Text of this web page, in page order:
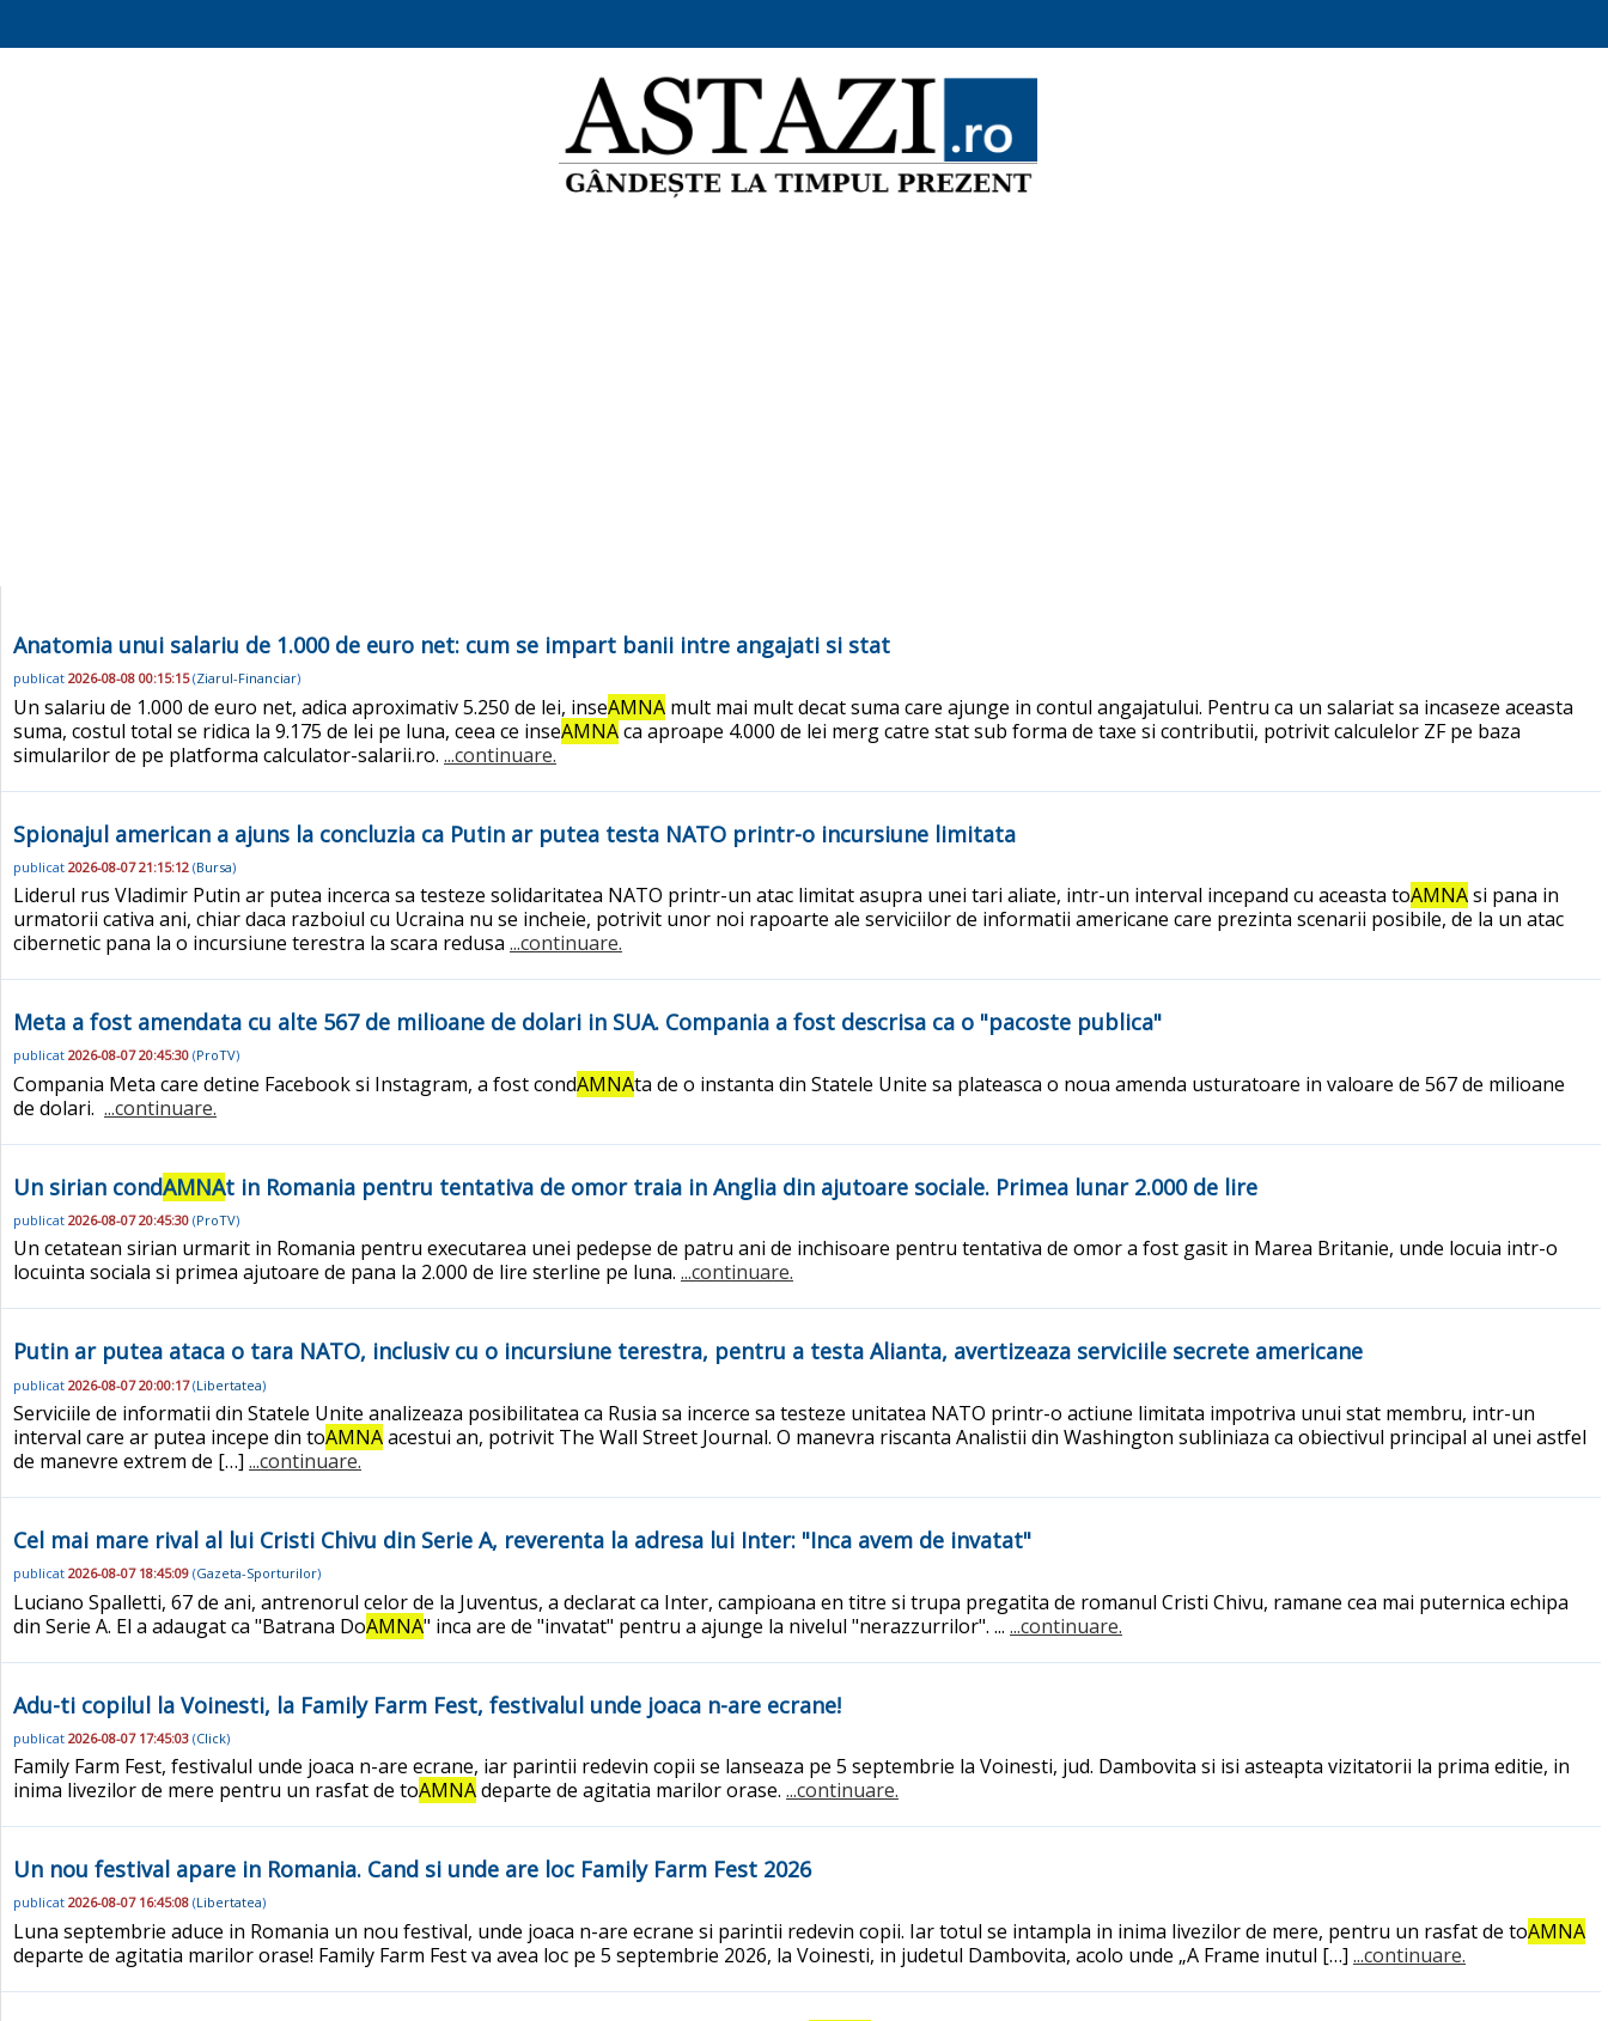
Anatomia unui salariu de 1.000 de euro net: cum se impart banii intre angajati si stat
publicat 2026-08-08 00:15:15(Ziarul-Financiar)
Un salariu de 1.000 de euro net, adica aproximativ 5.250 de lei, inseAMNA mult mai mult decat suma care ajunge in contul angajatului. Pentru ca un salariat sa incaseze aceasta
suma, costul total se ridica la 9.175 de lei pe luna, ceea ce inseAMNAca aproape 4.000 de lei merg catre stat sub forma de taxe si contributii, potrivit calculelor ZF pe baza
simularilor de pe platforma calculator-salarii.ro. ...continuare.
Spionajul american a ajuns la concluzia ca Putin ar putea testa NATO printr-o incursiune limitata
publicat 2026-08-07 21:15:12 (Bursa)
Liderul rus Vladimir Putin ar putea incerca sa testeze solidaritatea NATO printr-un atac limitat asupra unei tari aliate, intr-un interval incepand cu aceasta toAMNAsi pana in
urmatorii cativa ani, chiar daca razboiul cu Ucraina nu se incheie, potrivit unor noi rapoarte ale serviciilor de informatii americane care prezinta scenarii posibile, de la un atac
cibernetic pana la o incursiune terestra la scara redusa ...continuare.
Meta a fost amendata cu alte 567 de milioane de dolari in SUA. Compania a fost descrisa ca o "pacoste publica"
publicat 2026-08-07 20:45:30 (ProTV)
Compania Meta care detine Facebook si Instagram, a fost condAMNAta de o instanta din Statele Unite sa plateasca o noua amenda usturatoare in valoare de 567 de milioane
de dolari. ...continuare.
Un sirian condAMNAt in Romania pentru tentativa de omor traia in Anglia din ajutoare sociale. Primea lunar 2.000 de lire
publicat 2026-08-07 20:45:30 (ProTV)
Un cetatean sirian urmarit in Romania pentru executarea unei pedepse de patru ani de inchisoare pentru tentativa de omor a fost gasit in Marea Britanie, unde locuia intr-o
locuinta sociala si primea ajutoare de pana la 2.000 de lire sterline pe luna. ...continuare.
Putin ar putea ataca o tara NATO, inclusiv cu o incursiune terestra, pentru a testa Alianta, avertizeaza serviciile secrete americane
publicat 2026-08-07 20:00:17(Libertatea)
Serviciile de informatii din Statele Unite analizeaza posibilitatea ca Rusia sa incerce sa testeze unitatea NATO printr-o actiune limitata impotriva unui stat membru, intr-un
interval care ar putea incepe din toAMNAacestui an, potrivit The Wall Street Journal. O manevra riscanta Analistii din Washington subliniaza ca obiectivul principal al unei astfel
de manevre extrem de […] ...continuare.
Cel mai mare rival al lui Cristi Chivu din Serie A, reverenta la adresa lui Inter: "Inca avem de invatat"
publicat 2026-08-07 18:45:09 (Gazeta-Sporturilor)
Luciano Spalletti, 67 de ani, antrenorul celor de la Juventus, a declarat ca Inter, campioana en titre si trupa pregatita de romanul Cristi Chivu, ramane cea mai puternica echipa
din Serie A. El a adaugat ca "Batrana DoAMNA" inca are de "invatat" pentru a ajunge la nivelul "nerazzurrilor". ... ...continuare.
Adu-ti copilul la Voinesti, la Family Farm Fest, festivalul unde joaca n-are ecrane!
publicat 2026-08-07 17:45:03 (Click)
Family Farm Fest, festivalul unde joaca n-are ecrane, iar parintii redevin copii se lanseaza pe 5 septembrie la Voinesti, jud. Dambovita si isi asteapta vizitatorii la prima editie, in
inima livezilor de mere pentru un rasfat de toAMNAdeparte de agitatia marilor orase. ...continuare.
Un nou festival apare in Romania. Cand si unde are loc Family Farm Fest 2026
publicat 2026-08-07 16:45:08 (Libertatea)
Luna septembrie aduce in Romania un nou festival, unde joaca n-are ecrane si parintii redevin copii. Iar totul se intampla in inima livezilor de mere, pentru un rasfat de toAMNA
departe de agitatia marilor orase! Family Farm Fest va avea loc pe 5 septembrie 2026, la Voinesti, in judetul Dambovita, acolo unde „A Frame inutul […] ...continuare.